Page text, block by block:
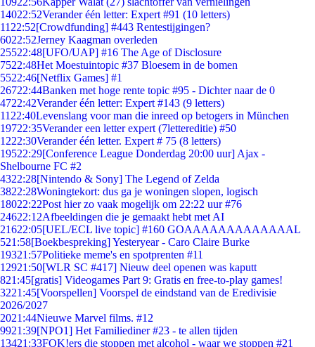
14022:52Verander één letter: Expert #91 (10 letters)
11 22:52[Crowdfunding] #443 Rentestijgingen?
6022:52Jerney Kaagman overleden
25522:48[UFO/UAP] #16 The Age of Disclosure
7522:48Het Moestuintopic #37 Bloesem in de bomen
5522:46[Netflix Games] #1
26722:44Banken met hoge rente topic #95 - Dichter naar de 0
4722:42Verander één letter: Expert #143 (9 letters)
11 22:40Levenslang voor man die inreed op betogers in München
19722:35Verander een letter expert (7lettereditie) #50
1222:30Verander één letter. Expert # 75 (8 letters)
19522:29[Conference League Donderdag 20:00 uur] Ajax -
Shelbourne FC #2
4322:28[Nintendo & Sony] The Legend of Zelda
3822:28Woningtekort: dus ga je woningen slopen, logisch
18022:22Post hier zo vaak mogelijk om 22:22 uur #76
24622:12Afbeeldingen die je gemaakt hebt met AI
21622:05[UEL/ECL live topic] #160 GOAAAAAAAAAAAAAL
521:58[Boekbespreking] Yesteryear - Caro Claire Burke
19321:57Politieke meme's en spotprenten #11
12921:50[WLR SC #417] Nieuw deel openen was kaputt
821:45[gratis] Videogames Part 9: Gratis en free-to-play games!
3221:45[Voorspellen] Voorspel de eindstand van de Eredivisie
2026/2027
2021:44Nieuwe Marvel films. #12
9921:39[NPO1] Het Familiediner #23 - te allen tijden
13421:33FOK!ers die stoppen met alcohol - waar we stoppen #21